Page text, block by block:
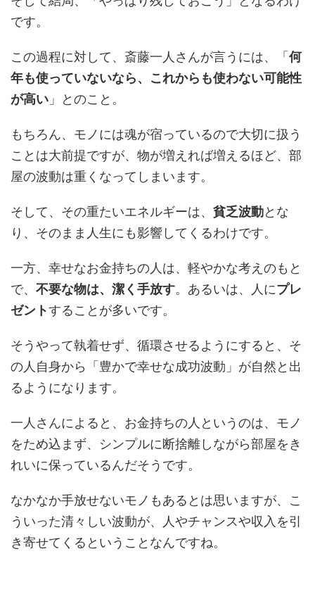
です。
この過程に対して、斎藤一人さんが言うには、「 何
年も使っていないなら、これからも使わない可能性
が高い 」とのこと。
もちろん、モノには魂が宿っているので大切に扱う
ことは大前提ですが、物が増えれば増えるほど、部
屋の波動は重くなってしまいます。
そして、その重たいエネルギーは、 貧乏波動とな
り、そのまま人生にも影響してくるわけです。
一方、幸せなお金持ちの人は、軽やかな考えのもと
で、 不要な物は、潔く手放す。あるいは、人にプレ
ゼントすることが多いです。
そうやって執着せず、循環させるようにすると、そ
の人自身から「豊かで幸せな成功波動」が自然と出
るようになります。
一人さんによると、お金持ちの人というのは、モノ
をため込まず、シンプルに断捨離しながら部屋をき
れいに保っているんだそうです。
なかなか手放せないモノもあるとは思いますが、こ
ういった清々しい波動が、人やチャンスや収入を引
き寄せてくるということなんですね。